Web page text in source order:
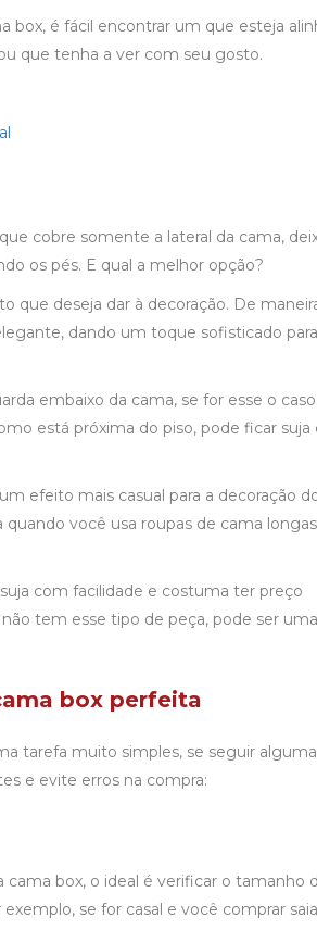
box, é fácil encontrar um que esteja
que tenha a ver com seu gosto.
cobre somente a lateral da cama,
os pés. E qual a melhor opção?
que deseja dar à decoração. De
dando um toque sofisticado
embaixo da cama, se for esse o
está próxima do piso, pode ficar suja
efeito mais casual para a decoração
você usa roupas de cama
com facilidade e costuma ter preço
tem esse tipo de peça, pode ser
box perfeita
tarefa muito simples, se seguir
e evite erros na compra:
box, o ideal é verificar o tamanho
se for casal e você comprar